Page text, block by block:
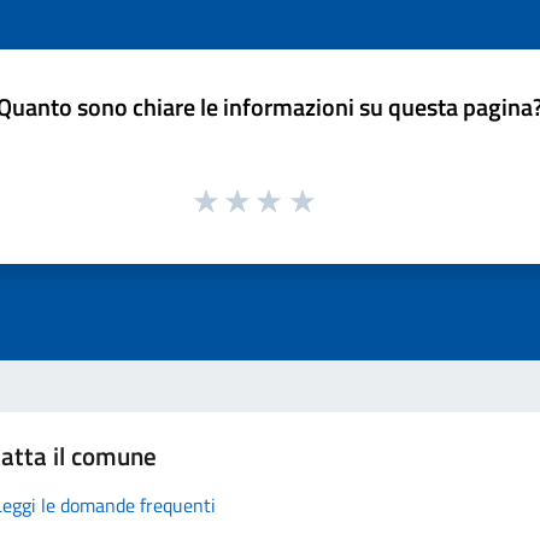
sono chiare le informazioni su questa
il comune
le domande frequenti